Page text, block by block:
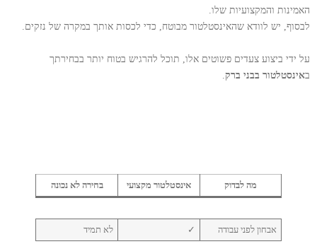
האמינות והמקצועיות שלו.
לבסוף, יש לוודא שהאינסטלטור מבוטח, כדי לכסות אותך במקרה של נזקים.
על ידי ביצוע צעדים פשוטים אלו, תוכל להרגיש בטוח יותר בבחירתך
באינסטלטור בבני ברק
מה לבדוק אינסטלטור מקצועי בחירה לא נכונה
אבחון לפני עבודה ✓ לא תמיד